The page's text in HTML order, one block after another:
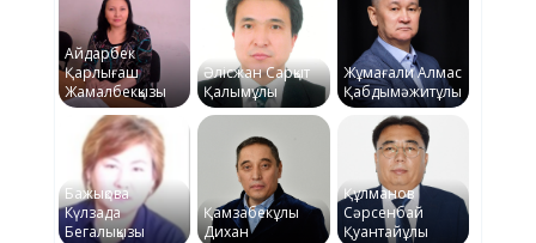
Айдарбек
Қарлығаш
Жамалбекқызы
Әлісжан Сарқыт
Қалымұлы
Жұмағали Алмас
Қабдымәжитұлы
Бажықова
Күлзада
Бегалықызы
Қамзабекұлы
Дихан
Құлманов
Сәрсенбай
Қуантайұлы